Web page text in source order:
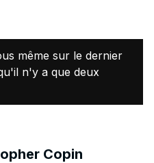
même sur le dernier
n'y a que deux
Copin